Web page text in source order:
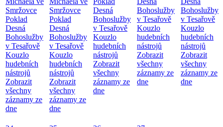
Smržovce
Poklad
Desná
Bohoslužby
v Tesařově
Kouzlo
hudebních
nástrojů
Zobrazit
všechny
záznamy ze
dne
Smržovce
Poklad
Desná
Bohoslužby
v Tesařově
Kouzlo
hudebních
nástrojů
Zobrazit
všechny
záznamy ze
dne
Desná
Bohoslužby
v Tesařově
Kouzlo
hudebních
nástrojů
Zobrazit
všechny
záznamy ze
dne
Bohoslužby
v Tesařově
Kouzlo
hudebních
nástrojů
Zobrazit
všechny
záznamy ze
dne
Bohoslužby
v Tesařově
Kouzlo
hudebních
nástrojů
Zobrazit
všechny
záznamy ze
dne